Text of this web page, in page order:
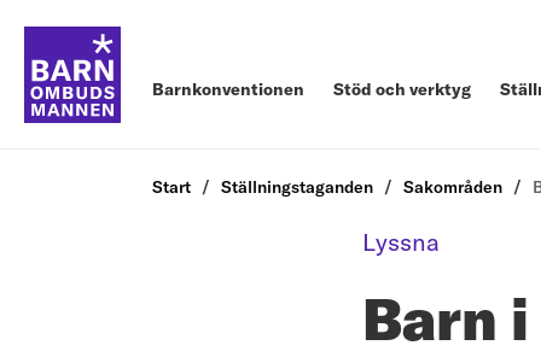
Barnkonventionen Stöd och verktyg
Start Ställningstaganden Sakområden
Lyssna
Barn